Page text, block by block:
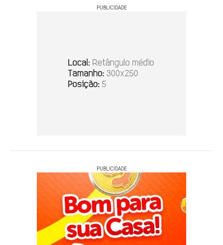
PUBLICIDADE
PUBLICIDADE